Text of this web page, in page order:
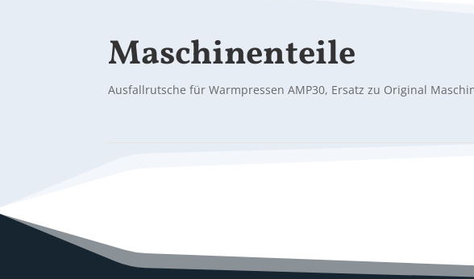
Maschinenteile
Ausfallrutsche für Warmpressen AMP30, Ersatz zu Original